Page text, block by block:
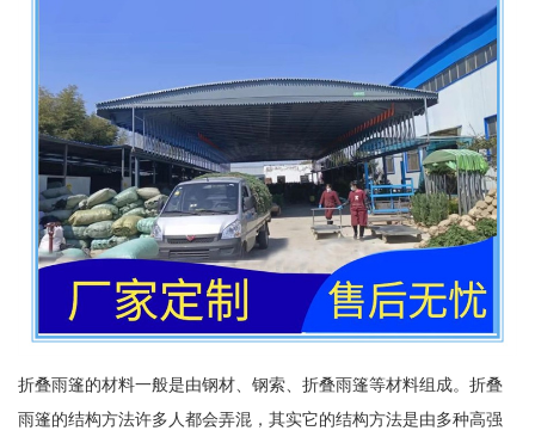
折叠雨篷的材料一般是由钢材、钢索、折叠雨篷等材料组成。折叠
雨篷的结构方法许多人都会弄混，其实它的结构方法是由多种高强